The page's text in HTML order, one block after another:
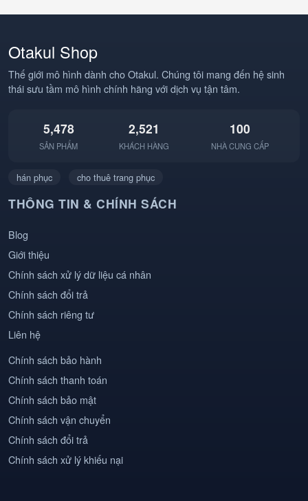
#BangMuRom
#AnimeDance
Otakul Shop
Thế giới mô hình dành cho Otakul. Chúng tôi mang đến hệ sinh
thái sưu tầm mô hình chính hãng với dịch vụ tận tâm.
5,478
SẢN PHẨM
2,521
KHÁCH HÀNG
100
NHÀ CUNG CẤP
hán phục cho thuê trang phục
THÔNG TIN & CHÍNH SÁCH
Blog
Giới thiệu
Chính sách xử lý dữ liệu cá nhân
Chính sách đổi trả
Chính sách riêng tư
Liên hệ
Chính sách bảo hành
Chính sách thanh toán
Chính sách bảo mật
Chính sách vận chuyển
Chính sách đổi trả
Chính sách xử lý khiếu nại